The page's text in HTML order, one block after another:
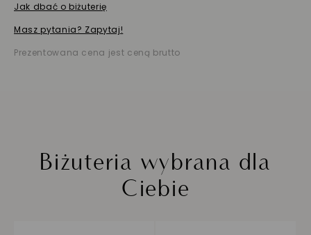
Jak dbać o biżuterię
Masz pytania? Zapytaj!
Prezentowana cena jest ceną brutto
Biżuteria wybrana dla
Ciebie